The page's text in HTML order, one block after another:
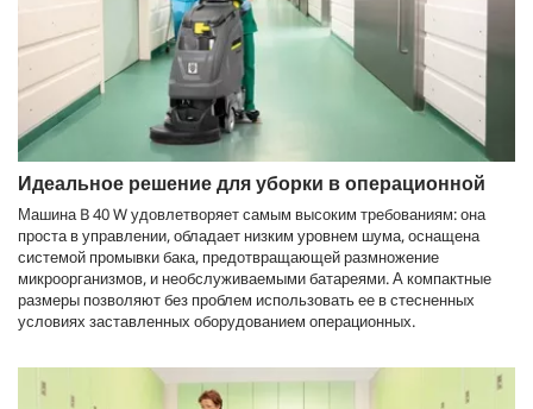
Идеальное решение для уборки в операционной
Машина B 40 W удовлетворяет самым высоким требованиям: она
проста в управлении, обладает низким уровнем шума, оснащена
системой промывки бака, предотвращающей размножение
микроорганизмов, и необслуживаемыми батареями. А компактные
размеры позволяют без проблем использовать ее в стесненных
условиях заставленных оборудованием операционных.